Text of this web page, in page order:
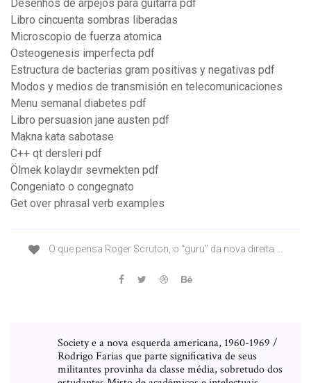
Desenhos de arpejos para guitarra pdf
Libro cincuenta sombras liberadas
Microscopio de fuerza atomica
Osteogenesis imperfecta pdf
Estructura de bacterias gram positivas y negativas pdf
Modos y medios de transmisión en telecomunicaciones
Menu semanal diabetes pdf
Libro persuasion jane austen pdf
Makna kata sabotase
C++ qt dersleri pdf
Ölmek kolaydır sevmekten pdf
Congeniato o congegnato
Get over phrasal verb examples
O que pensa Roger Scruton, o “guru” da nova direita ...
Society e a nova esquerda americana, 1960-1969 /
Rodrigo Farias que parte significativa de seus
militantes provinha da classe média, sobretudo dos